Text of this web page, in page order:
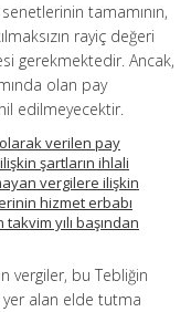
tamamının,
rayiç değeri
gerekmektedir. Ancak,
olan pay
edilmeyecektir.
verilen pay
şartların ihlali
vergilere ilişkin
hizmet erbabı
yılı başından
vergiler, bu Tebliğin
alan elde tutma